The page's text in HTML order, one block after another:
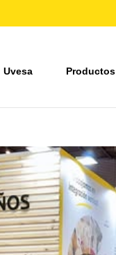
Uvesa Productos